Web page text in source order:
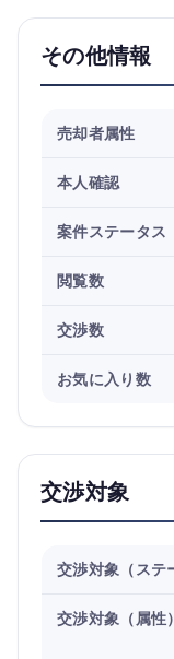
その他情報
売却者属性
本人確認
案件ステータス
閲覧数
交渉数
お気に入り数
交渉対象
交渉対象（ステ
交渉対象（属性）